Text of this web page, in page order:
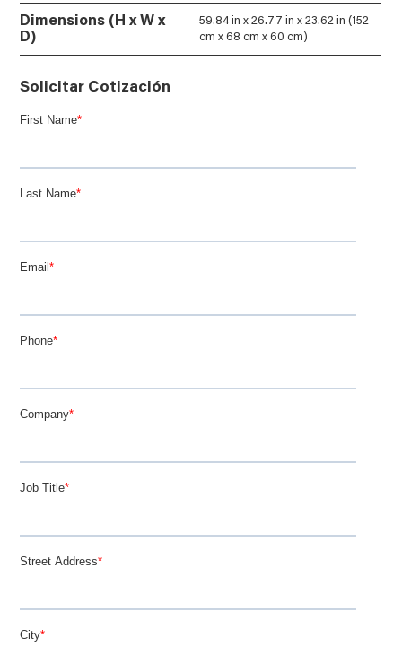
Dimensions (H x W x
D)
59.84 in x 26.77 in x 23.62 in (152
cm x 68 cm x 60 cm)
Solicitar Cotización